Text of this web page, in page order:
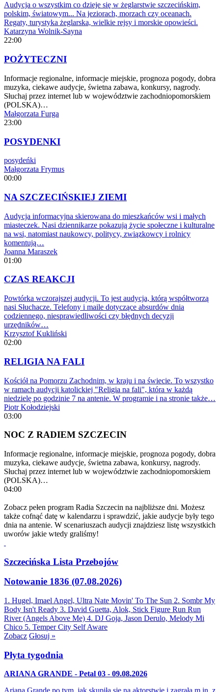
Audycja o wszystkim co dzieje się w żeglarstwie szczecińskim,
polskim, światowym... Na jeziorach, morzach czy oceanach.
Regaty, turystyka żeglarska, wielkie rejsy i morskie opowieści.
Katarzyna Wolnik-Sayna
22:00
POŻYTECZNI
Informacje regionalne, informacje miejskie, prognoza pogody, dobra
muzyka, ciekawe audycje, świetna zabawa, konkursy, nagrody.
Słuchaj przez internet lub w województwie zachodniopomorskiem
(POLSKA)…
Małgorzata Furga
23:00
POSYDENKI
posydeńki
Małgorzata Frymus
00:00
NA SZCZECIŃSKIEJ ZIEMI
Audycja informacyjna skierowana do mieszkańców wsi i małych
miasteczek. Nasi dziennikarze pokazują życie społeczne i kulturalne
na wsi, natomiast naukowcy, politycy, związkowcy i rolnicy
komentują…
Joanna Maraszek
01:00
CZAS REAKCJI
Powtórka wczorajszej audycji. To jest audycja, którą współtworzą
nasi Słuchacze. Telefony i maile dotyczące absurdów dnia
codziennego, niesprawiedliwości czy błędnych decyzji
urzędników…
Krzysztof Kukliński
02:00
RELIGIA NA FALI
Kościół na Pomorzu Zachodnim, w kraju i na świecie. To wszystko
w ramach audycji katolickiej "Religia na fali", która w każdą
niedzielę po godzinie 7 na antenie. W programie i na stronie także…
Piotr Kołodziejski
03:00
NOC Z RADIEM SZCZECIN
Informacje regionalne, informacje miejskie, prognoza pogody, dobra
muzyka, ciekawe audycje, świetna zabawa, konkursy, nagrody.
Słuchaj przez internet lub w województwie zachodniopomorskiem
(POLSKA)…
04:00
Zobacz pełen program Radia Szczecin na najbliższe dni. Możesz
także cofnąć datę w kalendarzu i sprawdzić, jakie audycje były tego
dnia na antenie. W scenariuszach audycji znajdziesz listę wszystkich
uworów jakie wtedy graliśmy!
Szczecińska Lista Przebojów
Notowanie 1836 (07.08.2026)
1. Hugel, Imael Angel, Ultra Nate Movin' To The Sun 2. Sombr My
Body Isn't Ready 3. David Guetta, Alok, Stick Figure Run Run
River (Angels Above Me) 4. DJ Goja, Jason Derulo, Melody Mi
Chico 5. Temper City Self Aware
Zobacz Głosuj »
Płyta tygodnia
ARIANA GRANDE - Petal 03 - 09.08.2026